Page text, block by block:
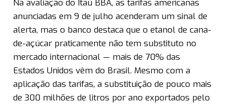
Na avaliação do Itaú BBA, as tarifas americanas
anunciadas em 9 de julho acenderam um sinal de
alerta, mas o banco destaca que o etanol de cana-
de-açúcar praticamente não tem substituto no
mercado internacional — mais de 70% das
Estados Unidos vêm do Brasil. Mesmo com a
aplicação das tarifas, a substituição de pouco mais
de 300 milhões de litros por ano exportados pelo